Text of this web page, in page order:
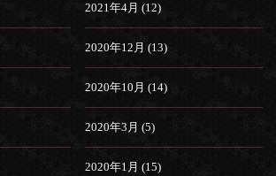
2021年4月 (12)
2020年12月 (13)
2020年10月 (14)
2020年3月 (5)
2020年1月 (15)